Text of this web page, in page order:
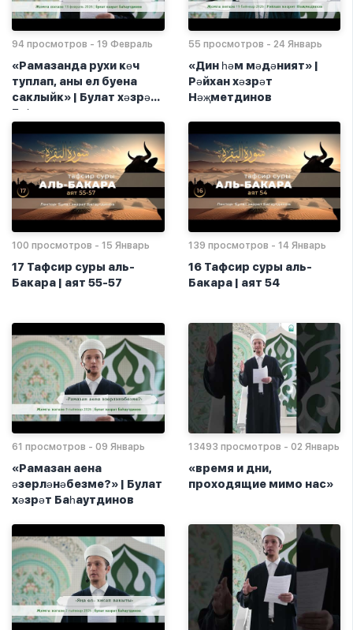
94 просмотров - 19 Февраль
«Рамазанда рухи көч
туплап, аны ел буена
саклыйк» | Булат хәзрәт
Баһаутдинов
55 просмотров - 24 Январь
«Дин һәм мәдәният» |
Рәйхан хәзрәт
Нәҗметдинов
100 просмотров - 15 Январь
17 Тафсир суры аль-
Бакара | аят 55-57
139 просмотров - 14 Январь
16 Тафсир суры аль-
Бакара | аят 54
61 просмотров - 09 Январь
«Рамазан аена
әзерләнәбезме?» | Булат
хәзрәт Баһаутдинов
13493 просмотров - 02 Январь
«время и дни,
проходящие мимо нас»